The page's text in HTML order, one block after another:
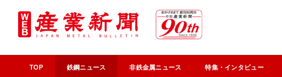
TOP 鉄鋼ニュース 非鉄金属ニュース 特集・インタビュー